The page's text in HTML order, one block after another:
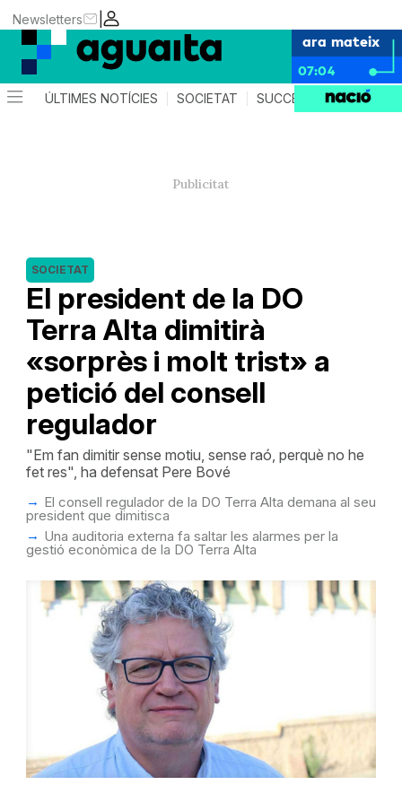
|
Newsletters
ara mateix
07:04
ÚLTIMES NOTÍCIES SOCIETAT SUCCESSOS AGENDA
El president de la DO
Terra Alta dimitirà
«sorprès i molt trist» a
petició del consell
regulador
SOCIETAT
"Em fan dimitir sense motiu, sense raó, perquè no he
fet res", ha defensat Pere Bové
El consell regulador de la DO Terra Alta demana al seu
president que dimitisca
Una auditoria externa fa saltar les alarmes per la
gestió econòmica de la DO Terra Alta